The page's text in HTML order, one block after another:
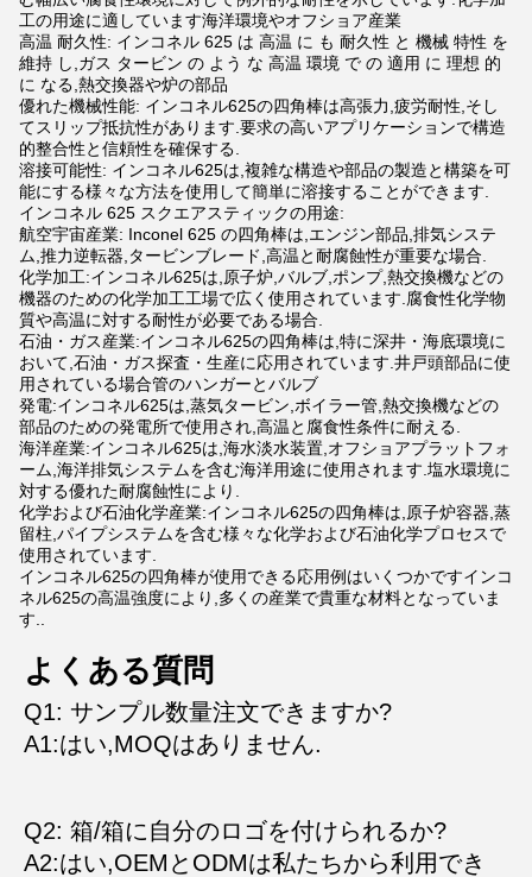
工の用途に適しています海洋環境やオフショア産業
高温 耐久性: インコネル 625 は 高温 に も 耐久性 と 機械 特性 を
維持 し,ガス タービン の よう な 高温 環境 で の 適用 に 理想 的
に なる,熱交換器や炉の部品
優れた機械性能: インコネル625の四角棒は高張力,疲労耐性,そし
てスリップ抵抗性があります.要求の高いアプリケーションで構造
的整合性と信頼性を確保する.
溶接可能性: インコネル625は,複雑な構造や部品の製造と構築を可
能にする様々な方法を使用して簡単に溶接することができます.
インコネル 625 スクエアスティックの用途:
航空宇宙産業: Inconel 625 の四角棒は,エンジン部品,排気システ
ム,推力逆転器,タービンブレード,高温と耐腐蝕性が重要な場合.
化学加工:インコネル625は,原子炉,バルブ,ポンプ,熱交換機などの
機器のための化学加工工場で広く使用されています.腐食性化学物
質や高温に対する耐性が必要である場合.
石油・ガス産業:インコネル625の四角棒は,特に深井・海底環境に
おいて,石油・ガス探査・生産に応用されています.井戸頭部品に使
用されている場合管のハンガーとバルブ
発電:インコネル625は,蒸気タービン,ボイラー管,熱交換機などの
部品のための発電所で使用され,高温と腐食性条件に耐える.
海洋産業:インコネル625は,海水淡水装置,オフショアプラットフォ
ーム,海洋排気システムを含む海洋用途に使用されます.塩水環境に
対する優れた耐腐蝕性により.
化学および石油化学産業:インコネル625の四角棒は,原子炉容器,蒸
留柱,パイプシステムを含む様々な化学および石油化学プロセスで
使用されています.
インコネル625の四角棒が使用できる応用例はいくつかですインコ
ネル625の高温強度により,多くの産業で貴重な材料となっていま
す..
よくある質問
Q1: サンプル数量注文できますか?
A1:はい,MOQはありません.
Q2: 箱/箱に自分のロゴを付けられるか?
A2:はい,OEMとODMは私たちから利用でき